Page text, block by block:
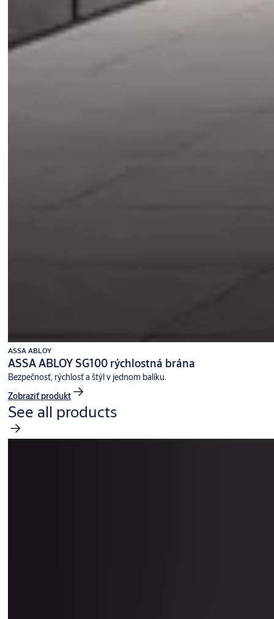
ASSA ABLOY
ASSA ABLOY SG100 rýchlostná brána
Bezpečnosť, rýchlosť a štýl v jednom balíku.
Zobraziť produkt
See all products